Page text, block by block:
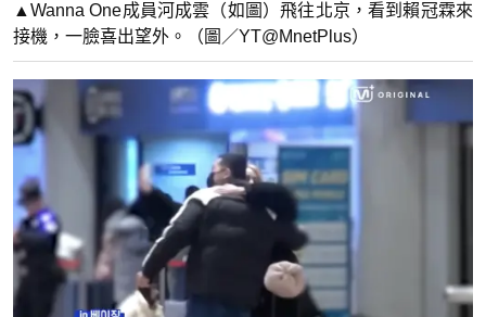
▲Wanna One成員河成雲（如圖）飛往北京，看到賴冠霖來
接機，一臉喜出望外。（圖／YT@MnetPlus）